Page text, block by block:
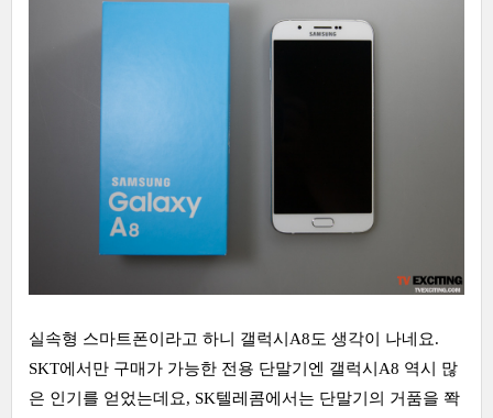
실속형 스마트폰이라고 하니 갤럭시A8도 생각이 나네요.
SKT에서만 구매가 가능한 전용 단말기엔 갤럭시A8 역시 많
은 인기를 얻었는데요, SK텔레콤에서는 단말기의 거품을 쫙